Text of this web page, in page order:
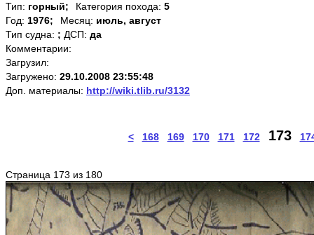
Тип: горный; Категория похода: 5
Год: 1976; Месяц: июль, август
Тип судна: ; ДСП: да
Комментарии:
Загрузил:
Загружено: 29.10.2008 23:55:48
Доп. материалы: http://wiki.tlib.ru/3132
< 168 169 170 171 172 173
Страница 173 из 180